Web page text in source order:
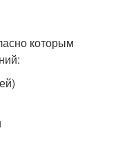
которым